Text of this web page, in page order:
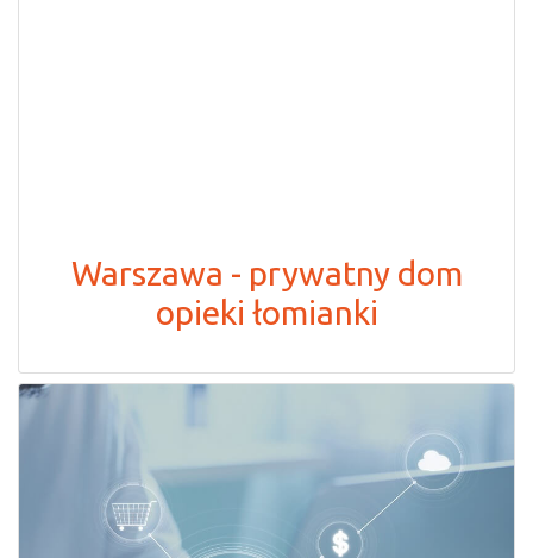
Warszawa - prywatny dom
opieki łomianki